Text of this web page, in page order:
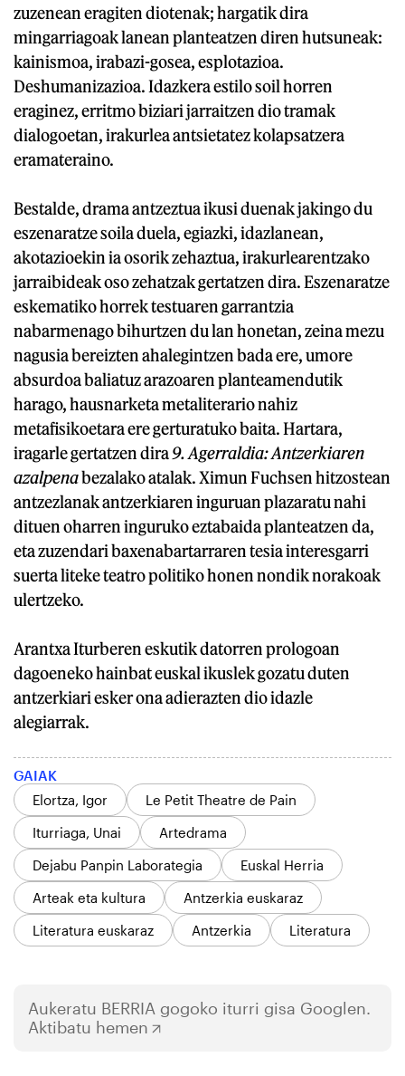
zuzenean eragiten diotenak; hargatik dira
mingarriagoak lanean planteatzen diren hutsuneak:
kainismoa, irabazi-gosea, esplotazioa.
Deshumanizazioa. Idazkera estilo soil horren
eraginez, erritmo biziari jarraitzen dio tramak
dialogoetan, irakurlea antsietatez kolapsatzera
eramateraino.
Bestalde, drama antzeztua ikusi duenak jakingo du
eszenaratze soila duela, egiazki, idazlanean,
akotazioekin ia osorik zehaztua, irakurlearentzako
jarraibideak oso zehatzak gertatzen dira. Eszenaratze
eskematiko horrek testuaren garrantzia
nabarmenago bihurtzen du lan honetan, zeina mezu
nagusia bereizten ahalegintzen bada ere, umore
absurdoa baliatuz arazoaren planteamendutik
harago, hausnarketa metaliterario nahiz
metafisikoetara ere gerturatuko baita. Hartara,
iragarle gertatzen dira9. Agerraldia: Antzerkiaren
azalpenabezalako atalak. Ximun Fuchsen hitzostean
antzezlanak antzerkiaren inguruan plazaratu nahi
dituen oharren inguruko eztabaida planteatzen da,
eta zuzendari baxenabartarraren tesia interesgarri
suerta liteke teatro politiko honen nondik norakoak
ulertzeko.
Arantxa Iturberen eskutik datorren prologoan
dagoeneko hainbat euskal ikuslek gozatu duten
antzerkiari esker ona adierazten dio idazle
alegiarrak.
GAIAK
Elortza, Igor
Le Petit Theatre de Pain
Iturriaga, Unai
Artedrama
Dejabu Panpin Laborategia
Euskal Herria
Arteak eta kultura
Antzerkia euskaraz
Literatura euskaraz
Antzerkia Literatura
Aukeratu BERRIA gogoko iturri gisa Googlen.
Aktibatu hemen